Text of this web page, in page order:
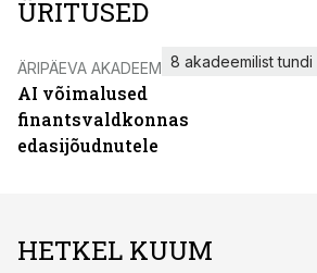
ÜRITUSED
ÄRIPÄEVA AKADEEMIA
AI võimalused
finantsvaldkonnas
edasijõudnutele
8 akadeemilist tundi
HETKEL KUUM